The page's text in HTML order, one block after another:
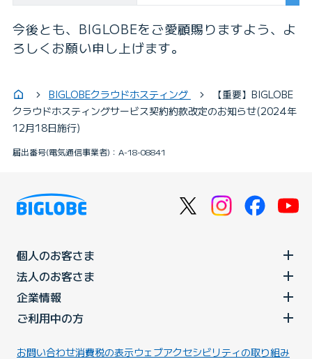
今後とも、BIGLOBEをご愛顧賜りますよう、よ
ろしくお願い申し上げます。
BIGLOBEクラウドホスティング
【重要】BIGLOBE
クラウドホスティングサービス契約約款改定のお知らせ(2024年
12月18日施行)
届出番号(電気通信事業者)：A-18-08841
個人のお客さま
法人のお客さま
企業情報
ご利用中の方
お問い合わせ消費税の表示ウェブアクセシビリティの取り組み